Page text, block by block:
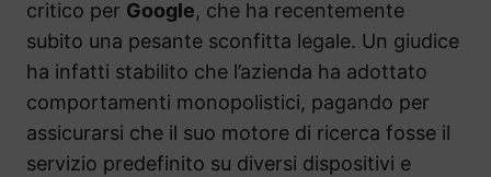
critico per Google, che ha recentemente
subito una pesante sconfitta legale. Un giudice
ha infatti stabilito che l’azienda ha adottato
comportamenti monopolistici, pagando per
assicurarsi che il suo motore di ricerca fosse il
servizio predefinito su diversi dispositivi e